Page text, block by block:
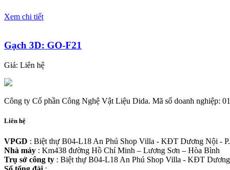
Xem chi tiết
Gạch 3D: GO-F21
Giá: Liên hệ
Công ty Cổ phần Công Nghệ Vật Liệu Dida. Mã số doanh nghiệp:
Liên hệ
VPGD : Biệt thự B04-L18 An Phú Shop Villa - KĐT Dương Nội -
Nhà máy : Km438 đường Hồ Chí Minh – Lương Sơn – Hòa Bình
Trụ sở công ty : Biệt thự B04-L18 An Phú Shop Villa - KĐT